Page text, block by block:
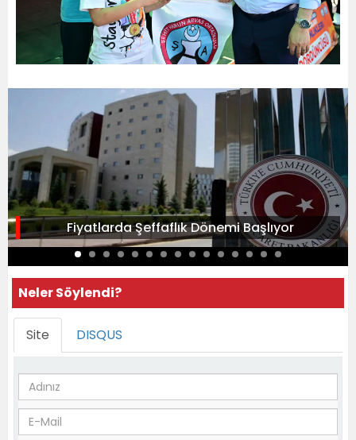
Fiyatlarda Şeffaflık Dönemi Başlıyor
Neler Söylendi?
Site DISQUS